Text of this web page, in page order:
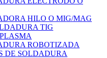
HILO O MIG/MAG
TIG
ROBOTIZADA
DE SOLDADURA